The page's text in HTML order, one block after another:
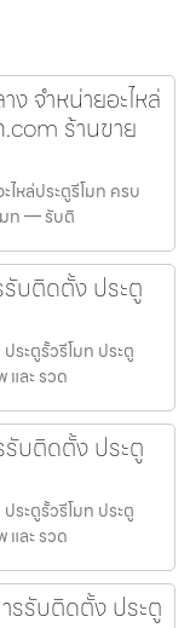
จำหน่ายอะไหล่
ร้านขาย
ไหล่ประตูรีโมท ครบ
มท — รับติ
บติดตั้ง ประตู
ระตูรั้วรีโมท ประตู
ละ รวด
บติดตั้ง ประตู
ระตูรั้วรีโมท ประตู
ละ รวด
รรับติดตั้ง ประตู